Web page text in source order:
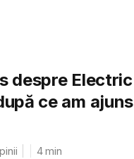
despre Electric
ce am ajuns
4min